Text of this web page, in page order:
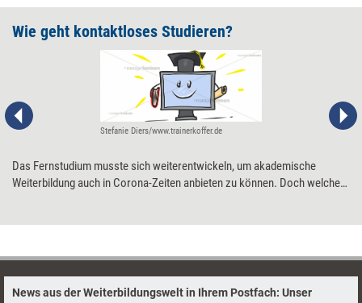
Wie geht kontaktloses Studieren?
Stefanie Diers/www.trainerkoffer.de
Das Fernstudium musste sich weiterentwickeln, um akademische
Weiterbildung auch in Corona-Zeiten anbieten zu können. Doch welche
News aus der Weiterbildungswelt in Ihrem Postfach: Unser